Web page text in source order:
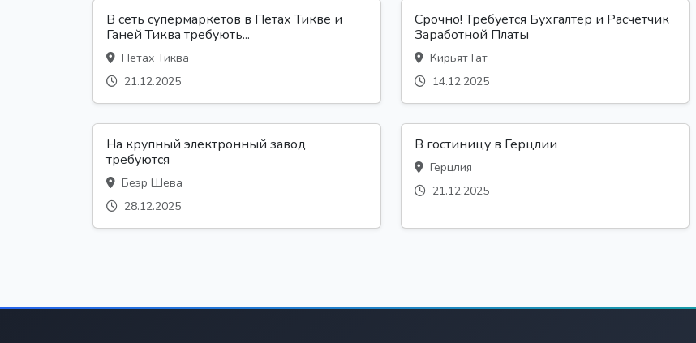
В сеть супермаркетов в Петах Тикве и
Ганей Тиква требують...
Петах Тиква
21.12.2025
Срочно! Требуется Бухгалтер и Расчетчик
Заработной Платы
Кирьят Гат
14.12.2025
На крупный электронный завод
требуются
Беэр Шева
28.12.2025
В гостиницу в Герцлии
Герцлия
21.12.2025